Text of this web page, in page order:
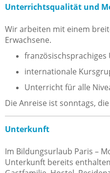
Unterrichtsqualität und
Wir arbeiten mit einem
Erwachsene.
französischsprachiges
internationale
Unterricht für alle
Die Anreise ist sonntags,
Unterkunft
Im Bildungsurlaub Paris –
Unterkunft bereits